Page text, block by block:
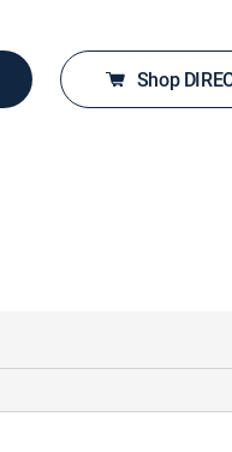
Shop